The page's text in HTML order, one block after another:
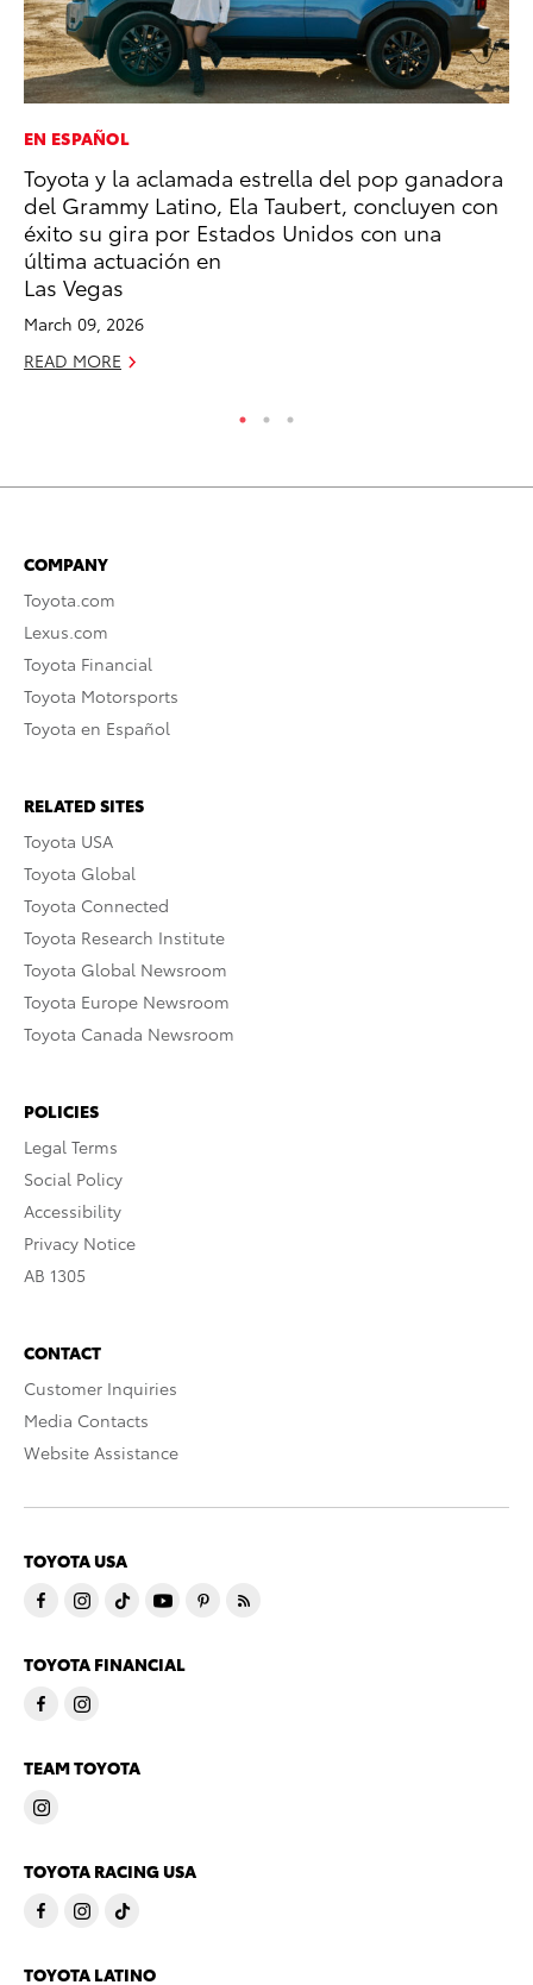
EN ESPAÑOL
Toyota y la aclamada estrella del pop ganadora
del Grammy Latino, Ela Taubert, concluyen con
éxito su gira por Estados Unidos con una
última actuación en
Las Vegas
March 09, 2026
READ MORE
COMPANY
Toyota.com
Lexus.com
Toyota Financial
Toyota Motorsports
Toyota en Español
RELATED SITES
Toyota USA
Toyota Global
Toyota Connected
Toyota Research Institute
Toyota Global Newsroom
Toyota Europe Newsroom
Toyota Canada Newsroom
POLICIES
Legal Terms
Social Policy
Accessibility
Privacy Notice
AB 1305
CONTACT
Customer Inquiries
Media Contacts
Website Assistance
TOYOTA USA
TOYOTA FINANCIAL
TEAM TOYOTA
TOYOTA RACING USA
TOYOTA LATINO